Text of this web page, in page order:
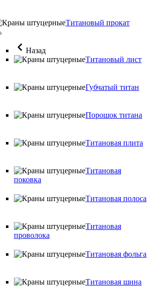
Титановый прокат
Назад
Титановый лист
Губчатый титан
Порошок титана
Титановая плита
Титановая
поковка
Титановая полоса
Титановая
проволока
Титановая фольга
Титановая шина